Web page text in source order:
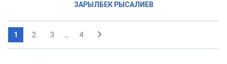
ЗАРЫЛБЕК РЫСАЛИЕВ
1 2 3 4